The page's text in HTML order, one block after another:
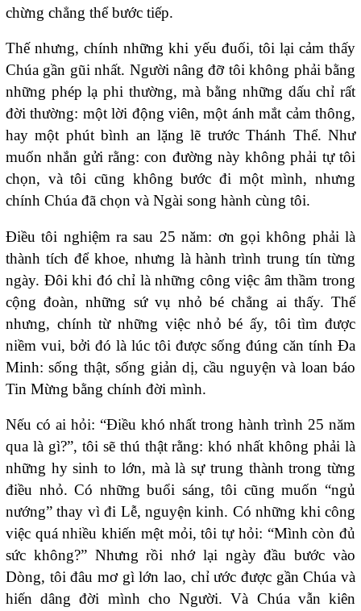
chừng chẳng thể bước tiếp.
Thế nhưng, chính những khi yếu đuối, tôi lại cảm thấy
Chúa gần gũi nhất. Người nâng đỡ tôi không phải bằng
những phép lạ phi thường, mà bằng những dấu chỉ rất
đời thường: một lời động viên, một ánh mắt cảm thông,
hay một phút bình an lặng lẽ trước Thánh Thể. Như
muốn nhắn gửi rằng: con đường này không phải tự tôi
chọn, và tôi cũng không bước đi một mình, nhưng
chính Chúa đã chọn và Ngài song hành cùng tôi.
Điều tôi nghiệm ra sau 25 năm: ơn gọi không phải là
thành tích để khoe, nhưng là hành trình trung tín từng
ngày. Đôi khi đó chỉ là những công việc âm thầm trong
cộng đoàn, những sứ vụ nhỏ bé chẳng ai thấy. Thế
nhưng, chính từ những việc nhỏ bé ấy, tôi tìm được
niềm vui, bởi đó là lúc tôi được sống đúng căn tính Đa
Minh: sống thật, sống giản dị, cầu nguyện và loan báo
Tin Mừng bằng chính đời mình.
Nếu có ai hỏi: “Điều khó nhất trong hành trình 25 năm
qua là gì?”, tôi sẽ thú thật rằng: khó nhất không phải là
những hy sinh to lớn, mà là sự trung thành trong từng
điều nhỏ. Có những buổi sáng, tôi cũng muốn “ngủ
nướng” thay vì đi Lễ, nguyện kinh. Có những khi công
việc quá nhiều khiến mệt mỏi, tôi tự hỏi: “Mình còn đủ
sức không?” Nhưng rồi nhớ lại ngày đầu bước vào
Dòng, tôi đâu mơ gì lớn lao, chỉ ước được gần Chúa và
hiến dâng đời mình cho Người. Và Chúa vẫn kiên